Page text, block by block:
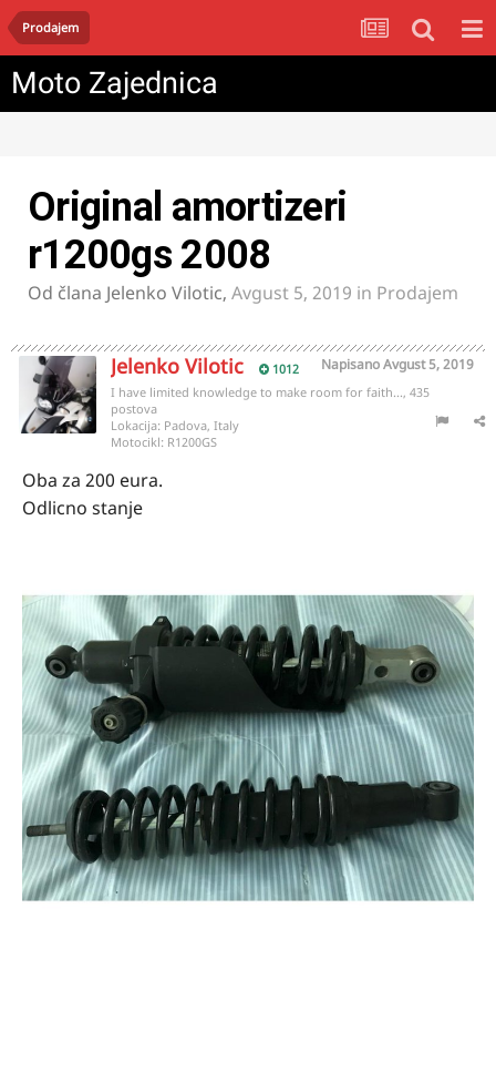
Prodajem
Moto Zajednica
Original amortizeri
r1200gs 2008
Od člana Jelenko Vilotic, Avgust 5, 2019 in Prodajem
Jelenko Vilotic 1012 NapisanoAvgust 5, 2019
I have limited knowledge to make room for faith..., 435
postova
Lokacija: Padova, Italy
Motocikl: R1200GS
Oba za 200 eura.
Odlicno stanje